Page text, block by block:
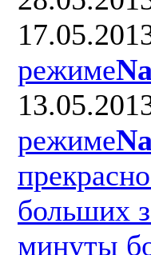
режиме
режиме
больших
минуты